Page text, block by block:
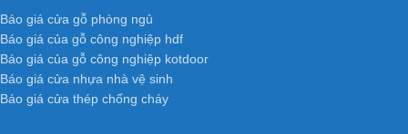
Báo giá cửa gỗ phòng ngủ
Báo giá của gỗ công nghiệp hdf
Báo giá của gỗ công nghiệp kotdoor
Báo giá cửa nhựa nhà vệ sinh
Báo giá cửa thép chống cháy